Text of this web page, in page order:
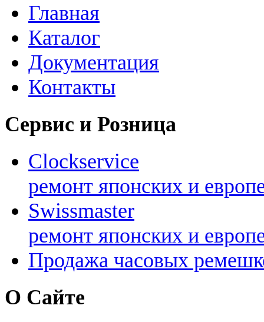
Главная
Каталог
Документация
Контакты
Сервис и Розница
Clockservice
ремонт японских и
Swissmaster
ремонт японских и
Продажа часовых
О Сайте